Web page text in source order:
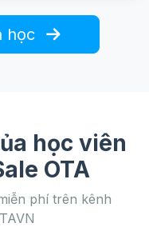
học
học viên
OTA
phí trên kênh